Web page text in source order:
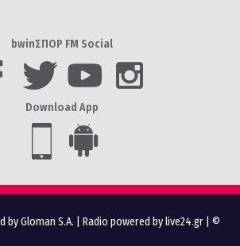
bwinΣΠΟΡ FM Social
Download App
by Gloman S.A. Radio powered by live24.gr | ©